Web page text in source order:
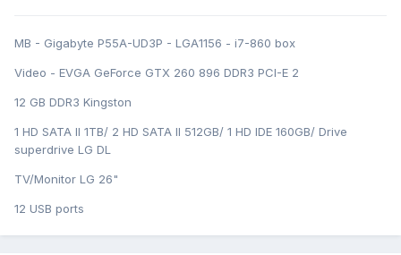
MB - Gigabyte P55A-UD3P - LGA1156 - i7-860 box
Video - EVGA GeForce GTX 260 896 DDR3 PCI-E 2
12 GB DDR3 Kingston
1 HD SATA II 1TB/ 2 HD SATA II 512GB/ 1 HD IDE 160GB/ Drive
superdrive LG DL
TV/Monitor LG 26"
12 USB ports